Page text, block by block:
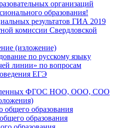
организаций
образования!
результатов ГИА 2019
комиссии Свердловской
(изложение)
по русскому языку
линии» по вопросам
ЕГЭ
ФГОС НОО, ООО, СОО
образования
образования